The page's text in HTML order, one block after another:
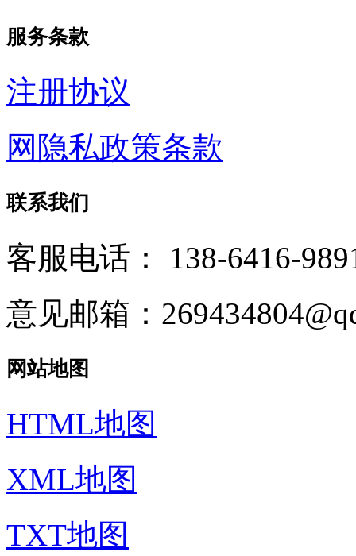
服务条款
注册协议
网隐私政策条款
联系我们
客服电话： 138-6416-
意见邮箱：
网站地图
HTML地图
XML地图
TXT地图